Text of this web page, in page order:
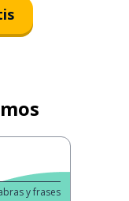
y frases